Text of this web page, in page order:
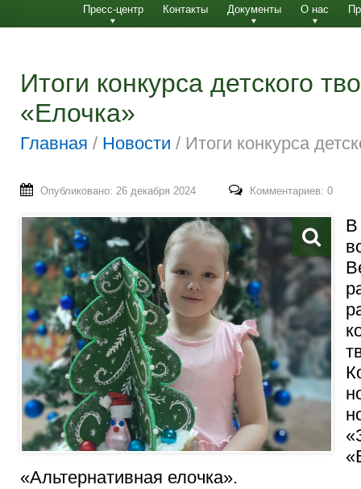
Пресс-центр Контакты Документы О нас
Итоги конкурса детского
«Елочка»
Главная / Новости / Итоги конкурса
Опубликовано: 26 декабря 2024 Комментариев: 0
В
«Альтернативная елочка».